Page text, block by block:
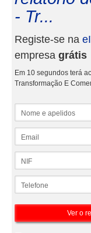
- Tr...
Registe-se na
empresa grátis
Em 10 segundos terá
Transformação E